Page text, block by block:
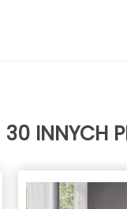
30 INNYCH